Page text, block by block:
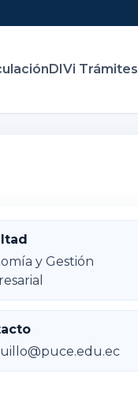
DIVi Trámites
y Gestión